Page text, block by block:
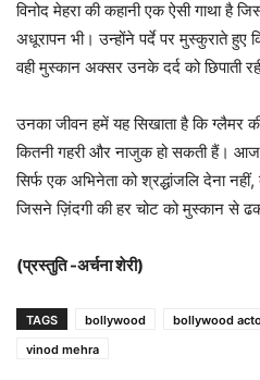
विनोद मेहरा की कहानी एक ऐसी गाथा है
अधूरापन भी। उन्होंने पर्दे पर मुस्कुराते
वही मुस्कान अक्सर उनके दर्द को छिपाती
उनका जीवन हमें यह सिखाता है कि ग्लैमर
कितनी गहरी और नाजुक हो सकती हैं।
सिर्फ एक अभिनेता को श्रद्धांजलि देना
जिसने ज़िंदगी की हर चोट को मुस्कान से
(प्रस्तुति -अर्चना शेरी)
TAGS bollywood bollywood
vinod mehra